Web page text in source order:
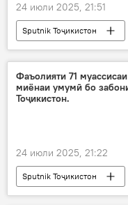
24 июли 2025, 21:51
Sputnik Тоҷикистон
Фаъолияти 71
миёнаи умумӣ бо
Тоҷикистон.
24 июли 2025, 21:22
Sputnik Тоҷикистон